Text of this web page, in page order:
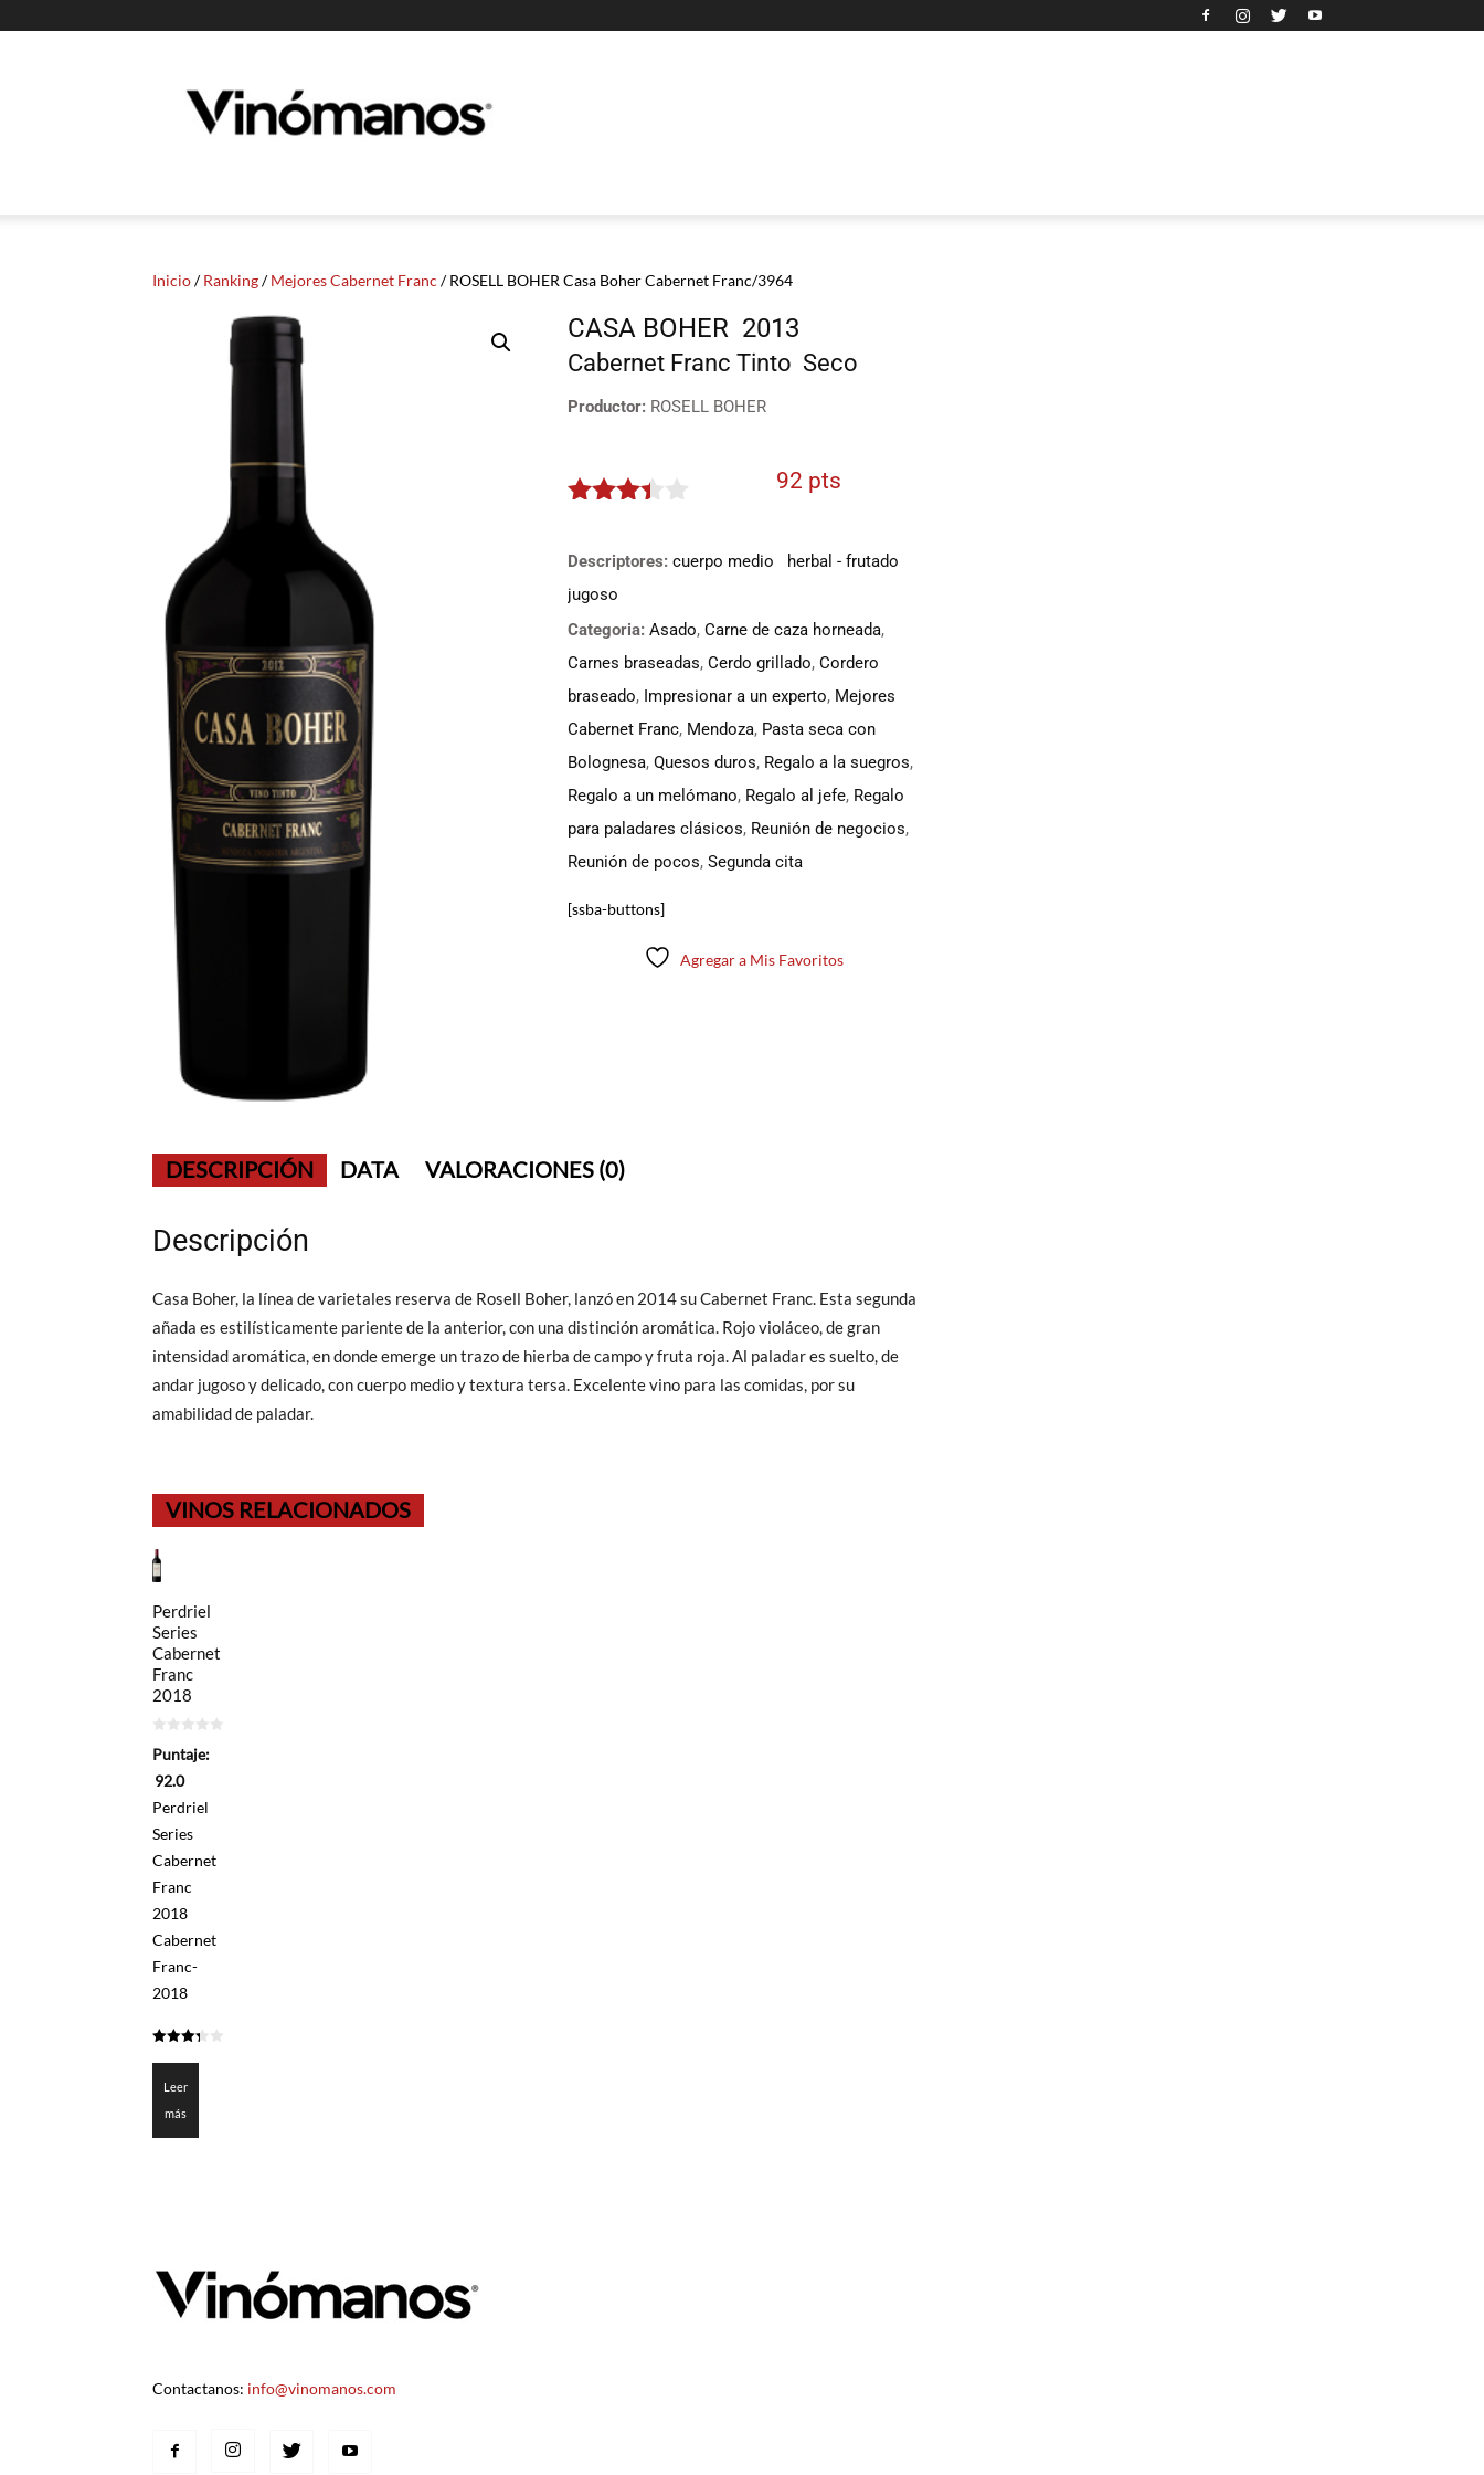
Vinomanos
Inicio/Ranking/Mejores Cabernet Franc / ROSELL BOHER Casa Boher Cabernet Franc/3964
CASA BOHER 2013
Cabernet Franc Tinto Seco
Productor: ROSELL BOHER
92 pts
Descriptores: cuerpo medio
herbal - frutado
jugoso
Categoria: Asado, Carne de caza horneada,
Carnes braseadas, Cerdo grillado, Cordero
braseado, Impresionar a un experto, Mejores
Cabernet Franc, Mendoza, Pasta seca con
Bolognesa, Quesos duros, Regalo a la suegros,
Regalo a un melómano, Regalo al jefe, Regalo
para paladares clásicos, Reunión de negocios,
Reunión de pocos, Segunda cita
[ssba-buttons]
Agregar a Mis Favoritos
DESCRIPCIÓN DATA VALORACIONES (0)
Descripción
Casa Boher, la línea de varietales reserva de Rosell Boher, lanzó en 2014 su Cabernet Franc. Esta segunda
añada es estilísticamente pariente de la anterior, con una distinción aromática. Rojo violáceo, de gran
intensidad aromática, en donde emerge un trazo de hierba de campo y fruta roja. Al paladar es suelto, de
andar jugoso y delicado, con cuerpo medio y textura tersa. Excelente vino para las comidas, por su
amabilidad de paladar.
VINOS RELACIONADOS
Perdriel
Series
Cabernet
Franc
2018
de
Puntaje:
92.0
Perdriel
Series
Cabernet
Franc
2018
Cabernet
Franc-
2018
Leer
más
Contactanos: info@vinomanos.com